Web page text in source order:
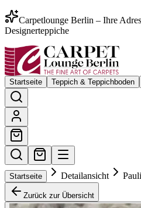
Carpetlounge Berlin – Ihre
Designerteppiche
Startseite Teppich & Teppichboden
Startseite Detailansicht
Zurück zur Übersicht